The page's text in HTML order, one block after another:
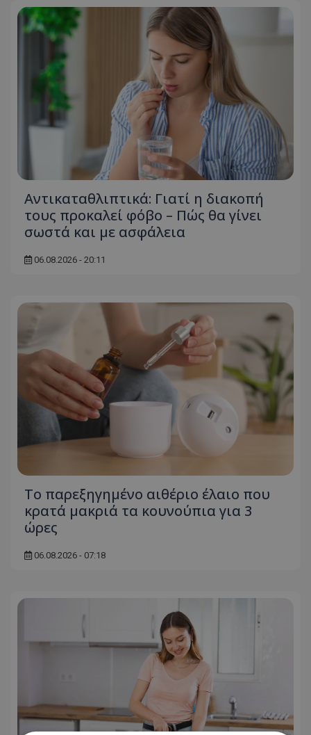
Αντικαταθλιπτικά: Γιατί η διακοπή
τους προκαλεί φόβο – Πώς θα γίνει
σωστά και με ασφάλεια
06.08.2026 - 20:11
Το παρεξηγημένο αιθέριο έλαιο που
κρατά μακριά τα κουνούπια για 3
ώρες
06.08.2026 - 07:18